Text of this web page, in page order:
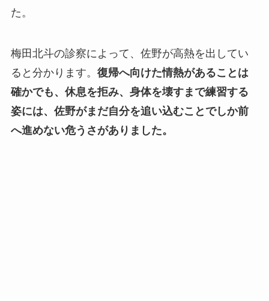
た。
梅田北斗の診察によって、佐野が高熱を出してい
ると分かります。 復帰へ向けた情熱があることは
確かでも、休息を拒み、身体を壊すまで練習する
姿には、佐野がまだ自分を追い込むことでしか前
へ進めない危うさがありました。